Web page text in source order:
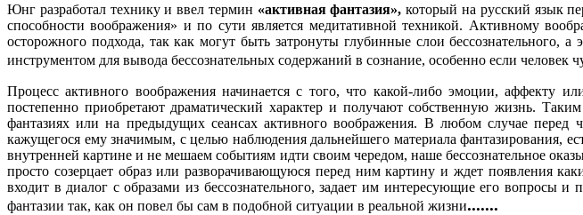
Юнг разработал технику и ввел термин «активная фантазия»,который на русский язык
способности воображения» и по сути является медитативной техникой. Активному
осторожного подхода, так как могут быть затронуты глубинные слои
инструментом для вывода бессознательных содержаний в сознание, особенно если человек
Процесс активного воображения начинается с того, что какой-либо эмоции, аффекту
постепенно приобретают драматический характер и получают собственную жизнь.
фантазиях или на предыдущих сеансах активного воображения. В любом случае перед
кажущегося ему значимым, с целью наблюдения дальнейшего материала фантазирования,
внутренней картине и не мешаем событиям идти своим чередом, наше бессознательное
просто созерцает образ или разворачивающуюся перед ним картину и ждет появления
входит в диалог с образами из бессознательного, задает им интересующие его вопросы
фантазии так, как он повел бы сам в подобной ситуации в реальной жизни.......